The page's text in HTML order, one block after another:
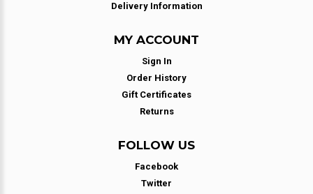
Delivery Information
MY ACCOUNT
Sign In
Order History
Gift Certificates
Returns
FOLLOW US
Facebook
Twitter